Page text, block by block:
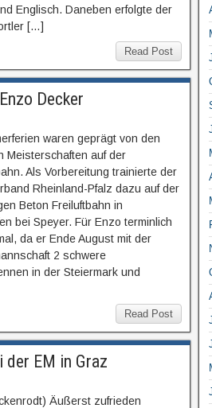
Englisch. Daneben erfolgte der
[…]
Read Post
Decker
waren geprägt von den
Meisterschaften auf der
Als Vorbereitung trainierte der
Rheinland-Pfalz dazu auf der
Beton Freiluftbahn in
bei Speyer. Für Enzo terminlich
da er Ende August mit der
2 schwere
in der Steiermark und
Read Post
der EM in Graz
Äußerst zufrieden